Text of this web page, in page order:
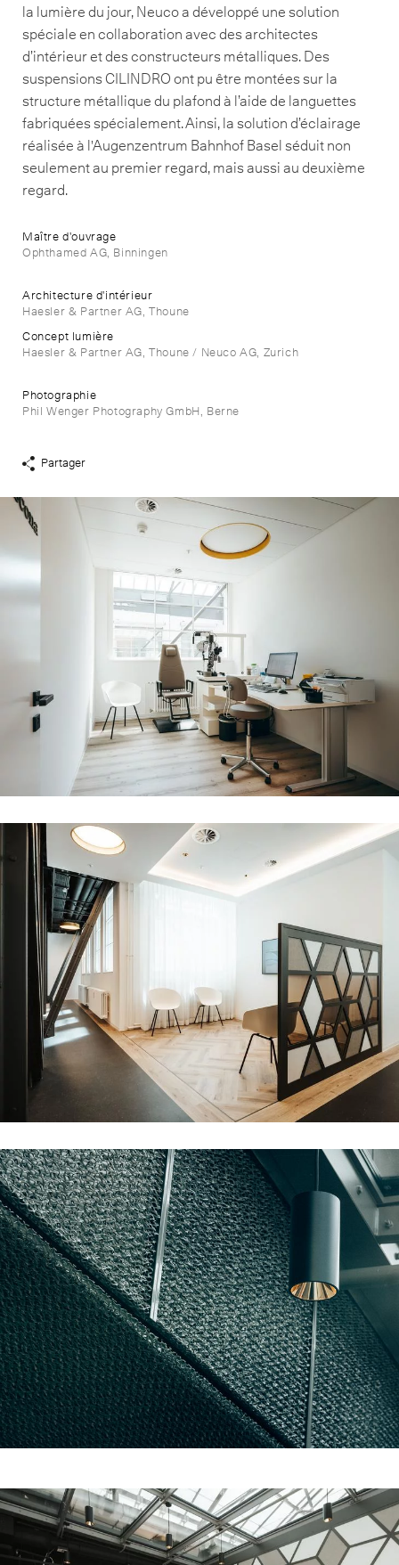
la lumière du jour, Neuco a développé une solution
spéciale en collaboration avec des architectes
d’intérieur et des constructeurs métalliques. Des
suspensions CILINDRO ont pu être montées sur la
structure métallique du plafond à l’aide de languettes
fabriquées spécialement. Ainsi, la solution d’éclairage
réalisée à l'Augenzentrum Bahnhof Basel séduit non
seulement au premier regard, mais aussi au deuxième
regard.
Maître d'ouvrage
Ophthamed AG, Binningen
Architecture d'intérieur
Haesler & Partner AG, Thoune
Concept lumière
Haesler & Partner AG, Thoune / Neuco AG, Zurich
Photographie
Phil Wenger Photography GmbH, Berne
Partager
liens